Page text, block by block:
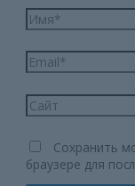
Имя*
Email*
Сайт
Сохранить
браузере для